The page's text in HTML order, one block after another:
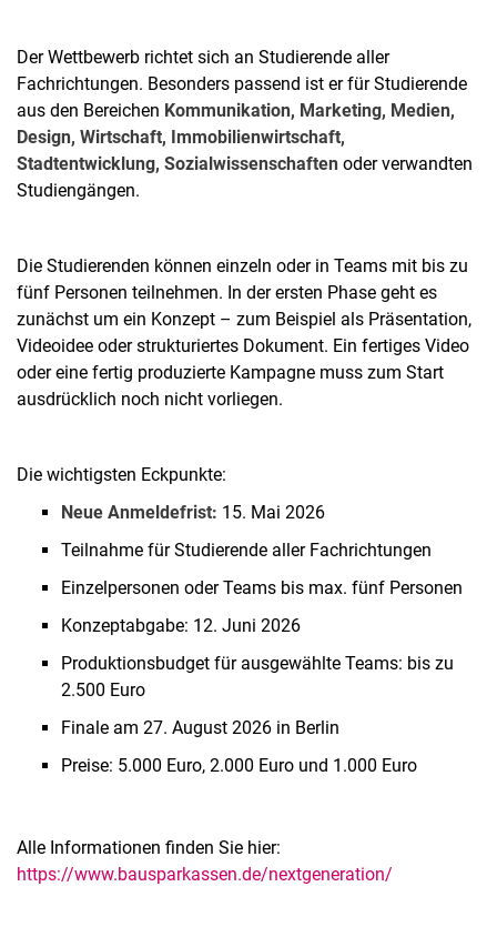
Der Wettbewerb richtet sich an Studierende aller
Fachrichtungen. Besonders passend ist er für Studierende
aus den Bereichen Kommunikation, Marketing, Medien,
Design, Wirtschaft, Immobilienwirtschaft,
Stadtentwicklung, Sozialwissenschaften oder verwandten
Studiengängen.
Die Studierenden können einzeln oder in Teams mit bis zu
fünf Personen teilnehmen. In der ersten Phase geht es
zunächst um ein Konzept – zum Beispiel als Präsentation,
Videoidee oder strukturiertes Dokument. Ein fertiges Video
oder eine fertig produzierte Kampagne muss zum Start
ausdrücklich noch nicht vorliegen.
Die wichtigsten Eckpunkte:
Neue Anmeldefrist: 15. Mai 2026
Teilnahme für Studierende aller Fachrichtungen
Einzelpersonen oder Teams bis max. fünf Personen
Konzeptabgabe: 12. Juni 2026
Produktionsbudget für ausgewählte Teams: bis zu
2.500 Euro
Finale am 27. August 2026 in Berlin
Preise: 5.000 Euro, 2.000 Euro und 1.000 Euro
Alle Informationen finden Sie hier:
https://www.bausparkassen.de/nextgeneration/